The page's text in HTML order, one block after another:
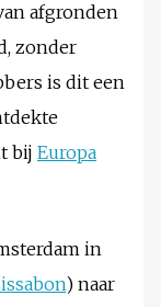
afgronden
zonder
is dit een
bij Europa
in
) naar